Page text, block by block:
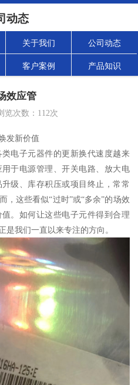
动态
关于我们 公司动态
客户案例 产品知识
效应管
览次数： 112次
发新价值
电子元器件的更新换代速度越来
于电源管理、开关电路、放大电
级、库存积压或项目终止，常常
，这些看似“过时”或“多余”的场效
。如何让这些电子元件得到合理
是我们一直以来专注的方向。